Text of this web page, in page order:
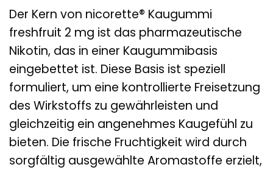
Der Kern von nicorette® Kaugummi
freshfruit 2 mg ist das pharmazeutische
Nikotin, das in einer Kaugummibasis
eingebettet ist. Diese Basis ist speziell
formuliert, um eine kontrollierte Freisetzung
des Wirkstoffs zu gewährleisten und
gleichzeitig ein angenehmes Kaugefühl zu
bieten. Die frische Fruchtigkeit wird durch
sorgfältig ausgewählte Aromastoffe erzielt,